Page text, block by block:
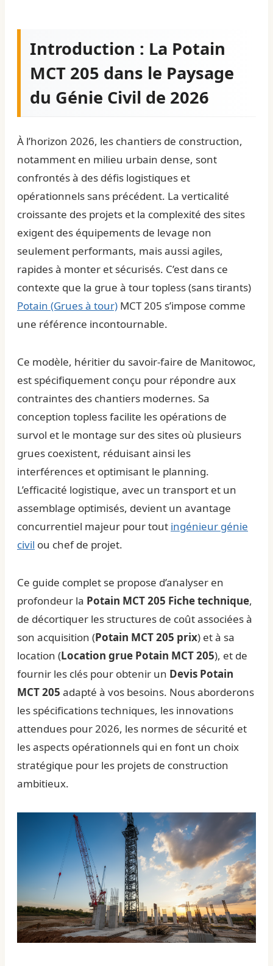
Introduction : La Potain
MCT 205 dans le Paysage
du Génie Civil de 2026
À l’horizon 2026, les chantiers de construction,
notamment en milieu urbain dense, sont
confrontés à des défis logistiques et
opérationnels sans précédent. La verticalité
croissante des projets et la complexité des sites
exigent des équipements de levage non
seulement performants, mais aussi agiles,
rapides à monter et sécurisés. C’est dans ce
contexte que la grue à tour topless (sans tirants)
Potain (Grues à tour) MCT 205 s’impose comme
une référence incontournable.
Ce modèle, héritier du savoir-faire de Manitowoc,
est spécifiquement conçu pour répondre aux
contraintes des chantiers modernes. Sa
conception topless facilite les opérations de
survol et le montage sur des sites où plusieurs
grues coexistent, réduisant ainsi les
interférences et optimisant le planning.
L’efficacité logistique, avec un transport et un
assemblage optimisés, devient un avantage
concurrentiel majeur pour tout ingénieur génie
civil ou chef de projet.
Ce guide complet se propose d’analyser en
profondeur la Potain MCT 205 Fiche technique,
de décortiquer les structures de coût associées à
son acquisition (Potain MCT 205 prix) et à sa
location (Location grue Potain MCT 205), et de
fournir les clés pour obtenir un Devis Potain
MCT 205 adapté à vos besoins. Nous aborderons
les spécifications techniques, les innovations
attendues pour 2026, les normes de sécurité et
les aspects opérationnels qui en font un choix
stratégique pour les projets de construction
ambitieux.